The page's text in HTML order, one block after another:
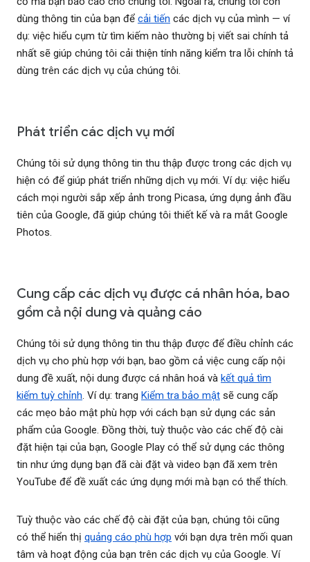
dùng thông tin của bạn để cải tiến các dịch vụ của mình — ví
dụ: việc hiểu cụm từ tìm kiếm nào thường bị viết sai chính tả
nhất sẽ giúp chúng tôi cải thiện tính năng kiểm tra lỗi chính tả
dùng trên các dịch vụ của chúng tôi.
Phát triển các dịch vụ mới
Chúng tôi sử dụng thông tin thu thập được trong các dịch vụ
hiện có để giúp phát triển những dịch vụ mới. Ví dụ: việc hiểu
cách mọi người sắp xếp ảnh trong Picasa, ứng dụng ảnh đầu
tiên của Google, đã giúp chúng tôi thiết kế và ra mắt Google
Photos.
Cung cấp các dịch vụ được cá nhân hóa, bao
gồm cả nội dung và quảng cáo
Chúng tôi sử dụng thông tin thu thập được để điều chỉnh các
dịch vụ cho phù hợp với bạn, bao gồm cả việc cung cấp nội
dung đề xuất, nội dung được cá nhân hoá và kết quả tìm
kiếm tuỳ chỉnh. Ví dụ: trang Kiểm tra bảo mật sẽ cung cấp
các mẹo bảo mật phù hợp với cách bạn sử dụng các sản
phẩm của Google. Đồng thời, tuỳ thuộc vào các chế độ cài
đặt hiện tại của bạn, Google Play có thể sử dụng các thông
tin như ứng dụng bạn đã cài đặt và video bạn đã xem trên
YouTube để đề xuất các ứng dụng mới mà bạn có thể thích.
Tuỳ thuộc vào các chế độ cài đặt của bạn, chúng tôi cũng
có thể hiển thị quảng cáo phù hợp với bạn dựa trên mối quan
tâm và hoạt động của bạn trên các dịch vụ của Google. Ví